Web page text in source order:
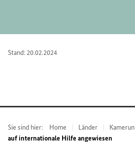
Stand: 20.02.2024
Sie sind hier: Home Länder Kamerun
auf internationale Hilfe angewiesen